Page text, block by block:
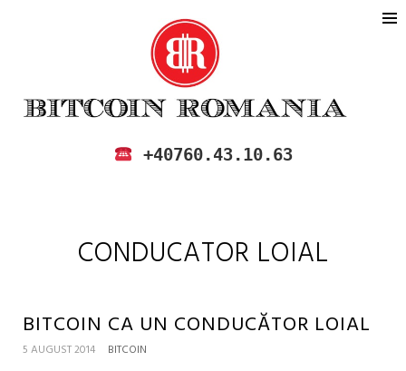
BITCOIN ROMANIA
CUMPARA SI VINDE BITCOIN IN
+40760.43.10.63
CONDUCATOR LOIAL
BITCOIN CA UN CONDUCĂTOR LOIAL
5 AUGUST 2014 BITCOIN